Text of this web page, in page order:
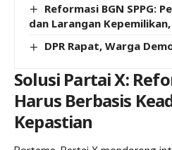
Reformasi BGN SPPG:
dan Larangan
DPR Rapat, Warga
Solusi Partai X:
Harus Berbasis
Kepastian